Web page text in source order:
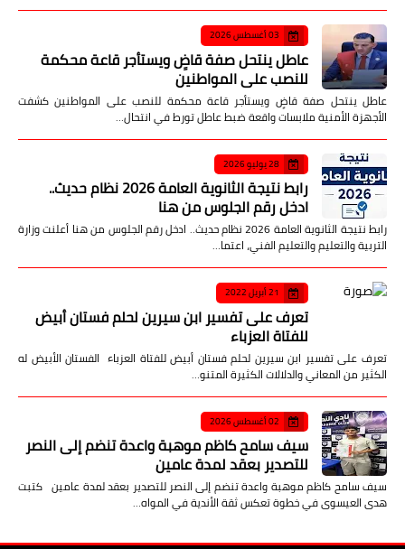
03 أغسطس 2026
عاطل ينتحل صفة قاضٍ ويستأجر قاعة محكمة
للنصب على المواطنين
عاطل ينتحل صفة قاضٍ ويستأجر قاعة محكمة للنصب على المواطنين كشفت
الأجهزة الأمنية ملابسات واقعة ضبط عاطل تورط في انتحال…
28 يوليو 2026
رابط نتيجة الثانوية العامة 2026 نظام حديث..
ادخل رقم الجلوس من هنا
رابط نتيجة الثانوية العامة 2026 نظام حديث.. ادخل رقم الجلوس من هنا أعلنت وزارة
التربية والتعليم والتعليم الفني، اعتما…
21 أبريل 2022
تعرف على تفسير ابن سيرين لحلم فستان أبيض
للفتاة العزباء
تعرف على تفسير ابن سيرين لحلم فستان أبيض للفتاة العزباء الفستان الأبيض له
الكثير من المعاني والدلالات الكثيرة المتنو…
02 أغسطس 2026
سيف سامح كاظم موهبة واعدة تنضم إلى النصر
للتصدير بعقد لمدة عامين
سيف سامح كاظم موهبة واعدة تنضم إلى النصر للتصدير بعقد لمدة عامين كتبت
هدى العيسوى في خطوة تعكس ثقة الأندية في المواه…